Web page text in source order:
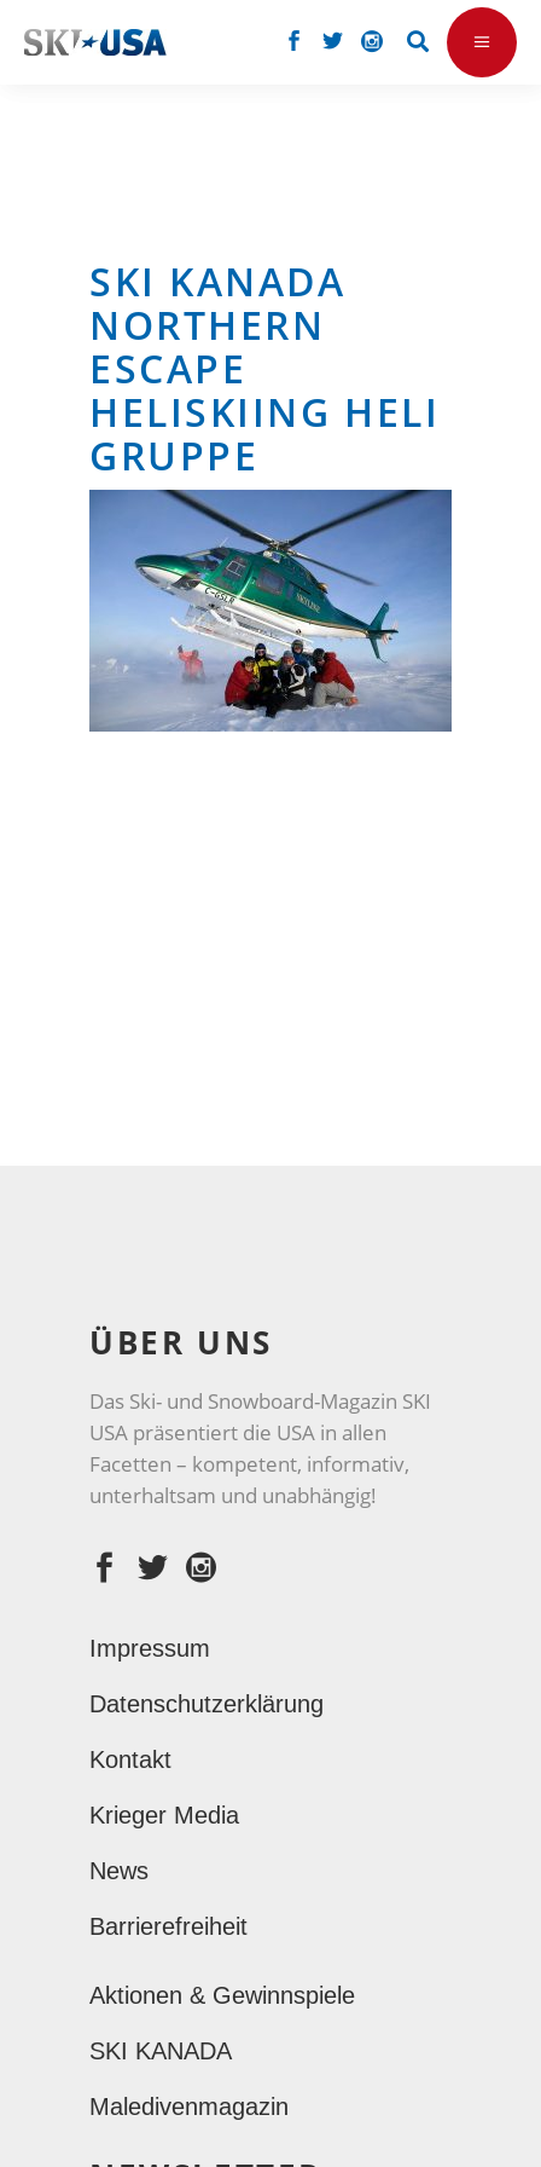
SKI KANADA
NORTHERN
ESCAPE
HELISKIING HELI
GRUPPE
ÜBER UNS
Das Ski- und Snowboard-Magazin SKI
USA präsentiert die USA in allen
Facetten – kompetent, informativ,
unterhaltsam und unabhängig!
Impressum
Datenschutzerklärung
Kontakt
Krieger Media
News
Barrierefreiheit
Aktionen & Gewinnspiele
SKI KANADA
Maledivenmagazin